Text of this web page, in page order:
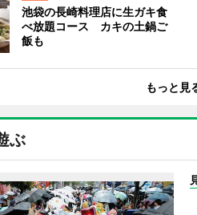
池袋の長崎料理店に生ガキ食
べ放題コース カキの土鍋ご
飯も
もっと見
ぶ